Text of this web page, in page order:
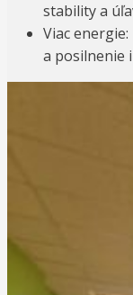
stability a
Viac
a posilnenie